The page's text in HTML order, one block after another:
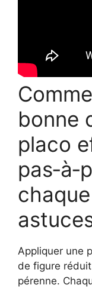
bonne
placo
Appliquer une
de figure
pérenne.